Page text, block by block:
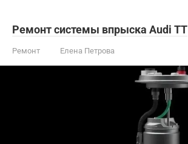
Ремонт системы впрыска Audi TT
Ремонт Елена Петрова